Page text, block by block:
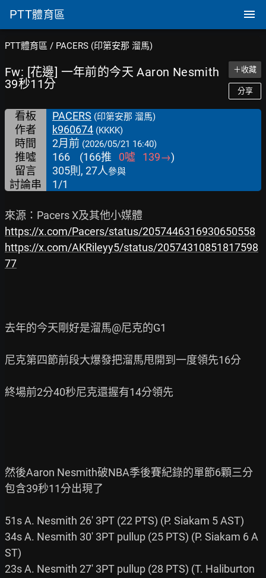
PTT體育區
PTT體育區 / PACERS (印第安那 溜馬)
Fw: [花邊] 一年前的今天 Aaron Nesmith
39秒11分
＋收藏
分享
看板 PACERS (印第安那 溜馬)
作者 k960674 (KKKK)
時間 2月前 (2026/05/21 16:40)
推噓 166 (166推 0噓 139→)
留言
305則, 27人參與
討論串 1/1
https://x.com/Pacers/status/2057446316930650558
https://x.com/AKRileyy5/status/20574310851817598
77
去年的今天剛好是溜馬@尼克的G1
尼克第四節前段大爆發把溜馬甩開到一度領先16分
終場前2分40秒尼克還握有14分領先
然後Aaron Nesmith破NBA季後賽紀錄的單節6顆三分
包含39秒11分出現了
51s A. Nesmith 26' 3PT (22 PTS) (P. Siakam 5 AST)
34s A. Nesmith 30' 3PT pullup (25 PTS) (P. Siakam 6 A
ST)
23s A. Nesmith 27' 3PT pullup (28 PTS) (T. Haliburton